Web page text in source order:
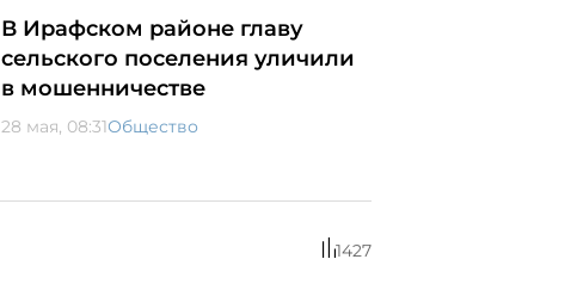
В Ирафском районе главу
сельского поселения уличили
в мошенничестве
28 мая, 08:31Общество
1427